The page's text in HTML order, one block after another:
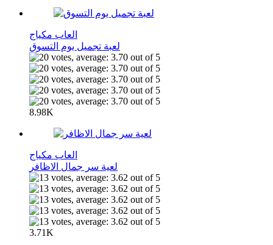
العاب مكياج
لعبة تجميل يوم التسوق
8.98K
العاب مكياج
لعية سر جمال الاظافر
3.71K